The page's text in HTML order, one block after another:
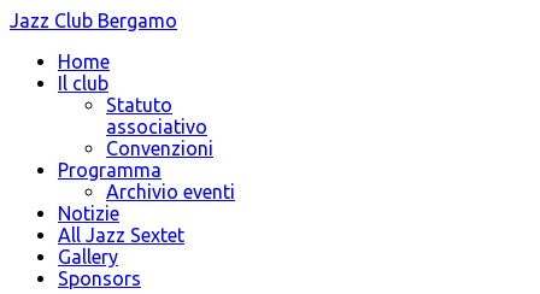
Jazz Club Bergamo
Home
Il club
Statuto
associativo
Convenzioni
Programma
Archivio eventi
Notizie
All Jazz Sextet
Gallery
Sponsors